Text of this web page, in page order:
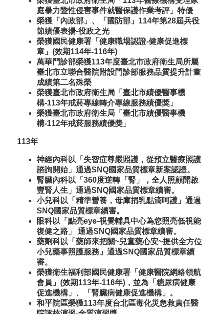
庭暴力暨性侵害事件就醫保護作業考評」特優
榮獲「內政部」、「國防部」114年第28屆兵役
節績優表揚-役政之光
榮獲國民健康署「健康職場認證-健康促進標
章」(效期114年-116年)
萬華門診部榮獲113年度臺北市政府衛生局所屬
臺北市立聯合醫院附設門診部服務品質提升計畫
成績第二名殊榮
榮獲臺北市政府衛生局「臺北市績優醫事機
構-113年戒菸專線轉介專線服務績優獎」
榮獲臺北市政府衛生局「臺北市績優醫事機
構-112年戒菸服務績優獎」
113年
神經內科以「失智症尊嚴照護，從預立醫療照護
諮詢開始」通過SNQ國家品質標章新案認證。
腎臟內科以「360度逆轉「腎」，全人照顧開啟
豐腎人生」通過SNQ國家品質標章續審。
小兒科以「精準營養，母庫捐乳點滴呵護」通過
SNQ國家品質標章續審。
眼科以「點亮eye-視覺輔具中心為您照亮低視能
復健之路」 通過SNQ國家品質標章續審。
藥劑科以「藥師來把關~兒童藥心安~提供全方位
小兒藥事照護服務」通過SNQ國家品質標章續
審。
榮獲衛生福利部國民健康署「健康醫院網絡領航
會員」(效期113年-116年)，並為「糖尿病健康
促進機構」、「腎臟病健康促進機構」。
和平院區榮獲113年度台北區毒化災急救責任醫